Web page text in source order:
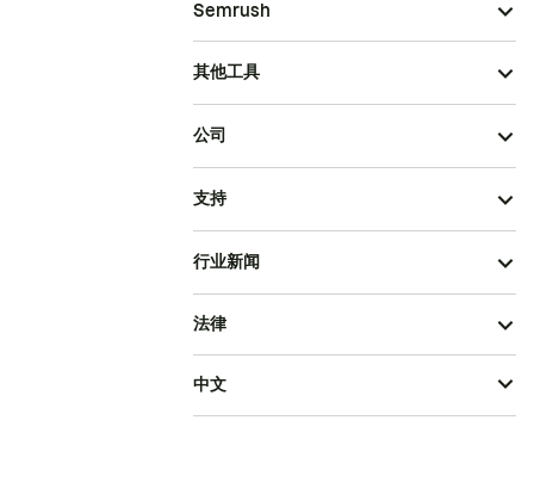
Semrush
其他工具
公司
支持
行业新闻
法律
中文